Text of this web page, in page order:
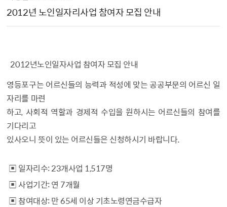
2012년 노인일자리사업 참여자 모집 안내
2012년노인일자사업 참여자 모집 안내
영등포구는 어르신들의 능력과 적성에 맞는 공공부문의 어르신 일
자리를 마련
하고, 사회적 역할과 경제적 수입을 원하시는 어르신들의 참여를
기다리고
있사오니 뜻이 있는 어르신들은 신청하시기 바랍니다.
▣ 일자리수: 23개사업 1,517명
▣ 사업기간: 연 7개월
▣ 참여대상: 만 65세 이상 기초노령연금수급자